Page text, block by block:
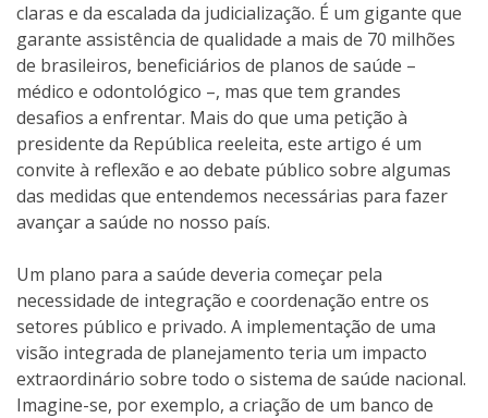
claras e da escalada da judicialização. É um gigante que
garante assistência de qualidade a mais de 70 milhões
de brasileiros, beneficiários de planos de saúde –
médico e odontológico –, mas que tem grandes
desafios a enfrentar. Mais do que uma petição à
presidente da República reeleita, este artigo é um
convite à reflexão e ao debate público sobre algumas
das medidas que entendemos necessárias para fazer
avançar a saúde no nosso país.
Um plano para a saúde deveria começar pela
necessidade de integração e coordenação entre os
setores público e privado. A implementação de uma
visão integrada de planejamento teria um impacto
extraordinário sobre todo o sistema de saúde nacional.
Imagine-se, por exemplo, a criação de um banco de